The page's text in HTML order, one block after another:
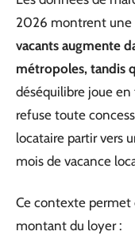
2026 montrent une
vacants augmente
métropoles, tandis
déséquilibre joue en
refuse toute
locataire partir vers
mois de vacance
Ce contexte permet
montant du loyer :